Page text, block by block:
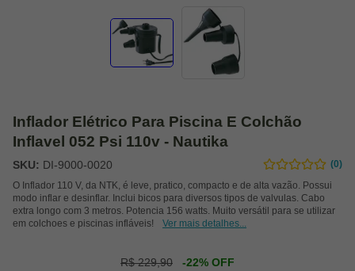
Inflador Elétrico Para Piscina E Colchão
Inflavel 052 Psi 110v - Nautika
SKU: DI-9000-0020
(0)
O Inflador 110 V, da NTK, é leve, pratico, compacto e de alta vazão. Possui
modo inflar e desinflar. Inclui bicos para diversos tipos de valvulas. Cabo
extra longo com 3 metros. Potencia 156 watts. Muito versátil para se utilizar
em colchoes e piscinas infláveis!
Ver mais detalhes...
R$ 229,90 -22% OFF